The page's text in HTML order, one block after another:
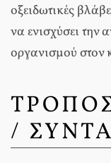
οξειδωτικές
να ενισχύσει την
οργανισμού στον
/